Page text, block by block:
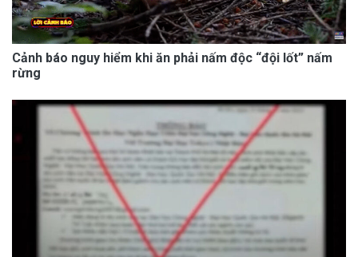
Cảnh báo nguy hiểm khi ăn phải nấm độc “đội lốt” nấm
rừng